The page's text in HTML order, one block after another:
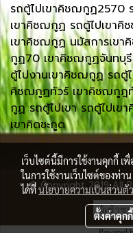
รถตู้ไปเขาคิชฌกูฏ2570
เขาคิชฌกูฏ รถตู้ไปเขาคิ
เขาคิชฌกูฏ นมัสการเข
กูฏ70 เขาคิชฌกูฏจันทบุรี
ตู้ไปงานเขาคิชฌกูฏ รถตู้ไ
คิชฌกูฏทัวร์ เขาคิชฌกูฎทั
กูฏ รถตู้ไปเขา รถตู้ไปเ
เขาคิดชะกูด
© Copyright 2019 All
ผู้เข้าช
เว็บไซต์นี้มีการใช้งานคุกกี้
ในการใช้งานเว็บไซต์ของท่า
ได้ที่นโยบายความเป็นส่วนตัว
ตั้งค่าคุกกี้